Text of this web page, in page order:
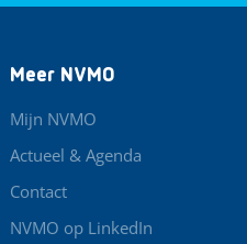
Meer NVMO
Mijn NVMO
Actueel & Agenda
Contact
NVMO op LinkedIn